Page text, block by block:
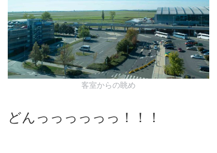
客室からの眺め
どんっっっっっっ！！！